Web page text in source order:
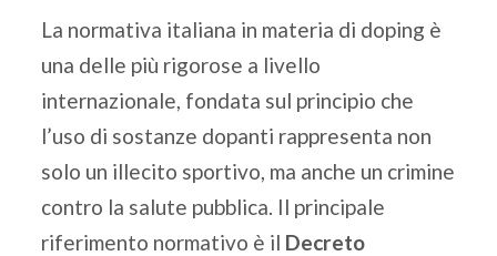
La normativa italiana in materia di doping è
una delle più rigorose a livello
internazionale, fondata sul principio che
l’uso di sostanze dopanti rappresenta non
solo un illecito sportivo, ma anche un crimine
contro la salute pubblica. Il principale
riferimento normativo è il Decreto